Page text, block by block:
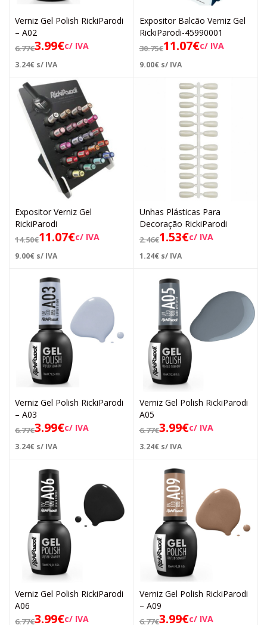
Verniz Gel Polish RickiParodi
– A02
6.77€3.99€c/ IVA
3.24€ s/ IVA
Expositor Balcão Verniz Gel
RickiParodi-45990001
30.75€11.07€c/ IVA
9.00€ s/ IVA
Expositor Verniz Gel
RickiParodi
14.50€11.07€c/ IVA
9.00€ s/ IVA
Unhas Plásticas Para
Decoração RickiParodi
2.46€1.53€c/ IVA
1.24€ s/ IVA
Verniz Gel Polish RickiParodi
– A03
6.77€3.99€c/ IVA
3.24€ s/ IVA
Verniz Gel Polish RickiParodi
A05
6.77€3.99€c/ IVA
3.24€ s/ IVA
Verniz Gel Polish RickiParodi
A06
6.77€3.99€c/ IVA
Verniz Gel Polish RickiParodi
– A09
6.77€3.99€c/ IVA